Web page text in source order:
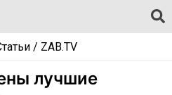
/ ZAB.TV
лучшие